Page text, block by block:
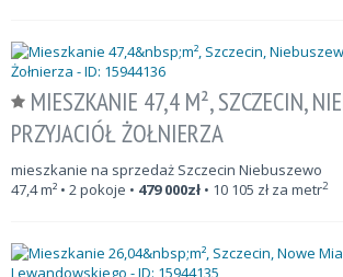
MIESZKANIE 47,4 M², SZCZECIN,
PRZYJACIÓŁ ŻOŁNIERZA
mieszkanie na sprzedaż Szczecin Niebuszewo
47,4m² • 2 pokoje • 479 000zł • 10 105 zł za metr2